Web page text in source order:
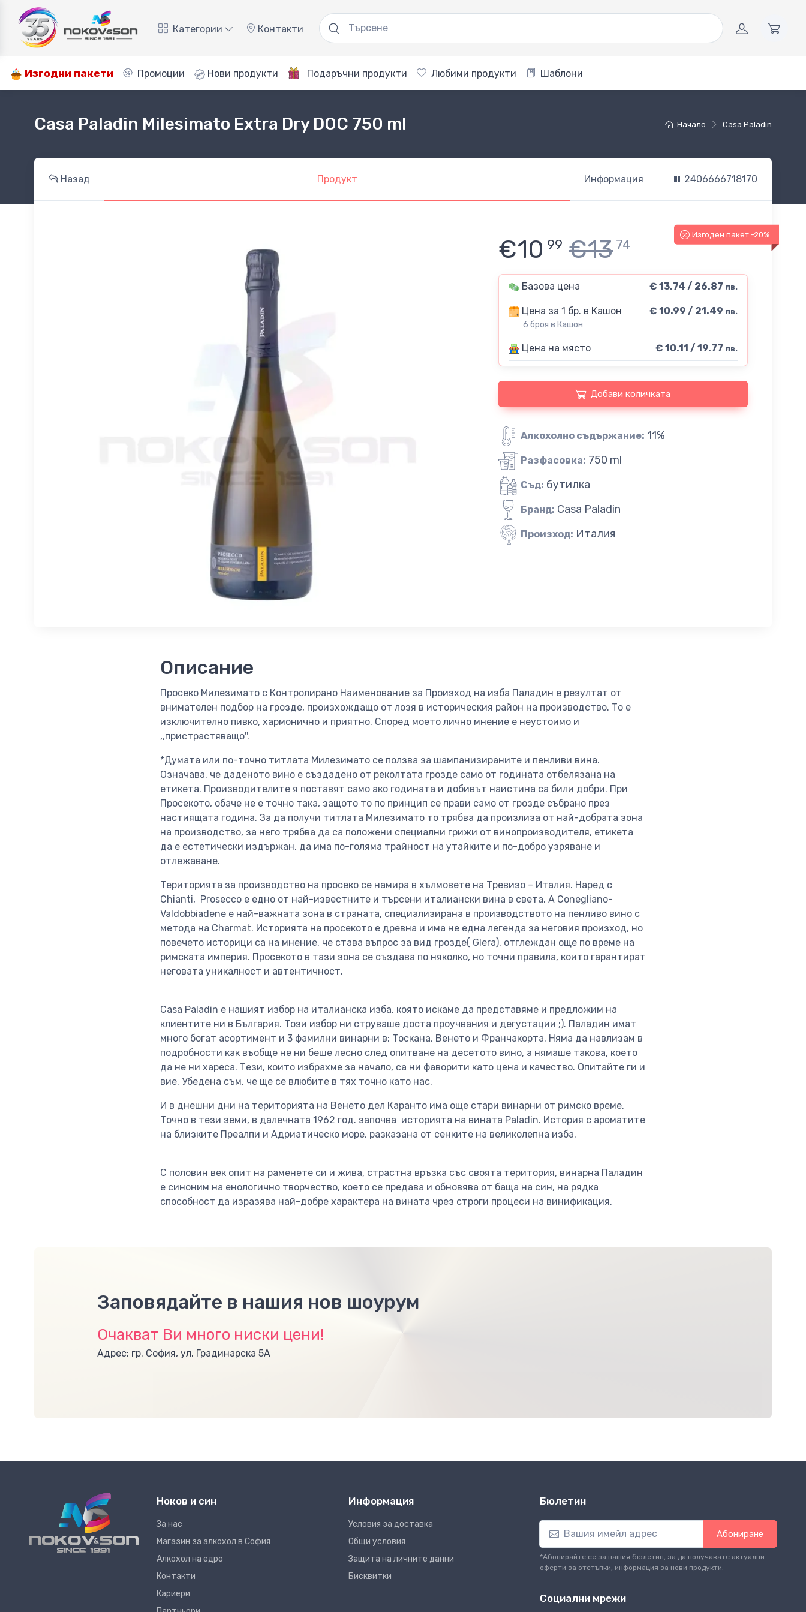
Категории Контакти
Изгодни пакети Промоции Нови продукти Подаръчни продукти Любими продукти Шаблони
Начало Casa Paladin
Casa Paladin Milesimato Extra Dry DOC 750 ml
Назад Продукт Информация 2406666718170
Изгоден пакет -20%
€10 99 €13 74
Базова цена € 13.74 / 26.87 лв.
Цена за 1 бр. в Кашон
6 броя в Кашон
€ 10.99 / 21.49 лв.
Цена на място € 10.11 / 19.77 лв.
Добави количката
Алкохолно съдържание: 11%
Разфасовка: 750 ml
Съд: бутилка
Бранд: Casa Paladin
Произход: Италия
Описание
Просеко Милезимато с Контролирано Наименование за Произход на изба Паладин е резултат от
внимателен подбор на грозде, произхождащо от лозя в историческия район на производство. То е
изключително пивко, хармонично и приятно. Според моето лично мнение е неустоимо и
,,пристрастяващо''.
*Думата или по-точно титлата Милезимато се ползва за шампанизираните и пенливи вина.
Означава, че даденото вино е създадено от реколтата грозде само от годината отбелязана на
етикета. Производителите я поставят само ако годината и добивът наистина са били добри. При
Просекото, обаче не е точно така, защото то по принцип се прави само от грозде събрано през
настиящата година. За да получи титлата Милезимато то трябва да произлиза от най-добрата зона
на производство, за него трябва да са положени специални грижи от винопроизводителя, етикета
да е естетически издържан, да има по-голяма трайност на утайките и по-добро узряване и
отлежаване.
Територията за производство на просеко се намира в хълмовете на Тревизо – Италия. Наред с
Chianti, Proseсco е едно от най-известните и търсени италиански вина в света. А Conegliano-
Valdobbiadene е най-важната зона в страната, специализирана в производството на пенливо вино с
метода на Charmat. Историята на просекото е древна и има не една легенда за неговия произход, но
повечето историци са на мнение, че става въпрос за вид грозде( Glerа), отглеждан още по време на
римската империя. Просекото в тази зона се създава по няколко, но точни правила, които гарантират
неговата уникалност и автентичност.
Casa Paladin е нашият избор на италианска изба, която искаме да представяме и предложим на
клиентите ни в България. Този избор ни струваше доста проучвания и дегустации ;). Паладин имат
много богат асортимент и 3 фамилни винарни в: Тоскана, Венето и Франчакорта. Няма да навлизам в
подробности как въобще не ни беше лесно след опитване на десетото вино, а нямаше такова, което
да не ни хареса. Тези, които избрахме за начало, са ни фаворити като цена и качество. Опитайте ги и
вие. Убедена съм, че ще се влюбите в тях точно като нас.
И в днешни дни на територията на Венето дел Каранто има още стари винарни от римско време.
Точно в тези земи, в далечната 1962 год. започва историята на вината Paladin. История с ароматите
на близките Преалпи и Адриатическо море, разказана от сенките на великолепна изба.
С половин век опит на раменете си и жива, страстна връзка със своята територия, винарна Паладин
е синоним на енологично творчество, което се предава и обновява от баща на син, на рядка
способност да изразява най-добре характера на вината чрез строги процеси на винификация.
Заповядайте в нашия нов шоурум
Очакват Ви много ниски цени!
Адрес: гр. София, ул. Градинарска 5А
Ноков и син
За нас
Магазин за алкохол в София
Алкохол на едро
Контакти
Кариери
Информация
Условия за доставка
Общи условия
Защита на личните данни
Бисквитки
Бюлетин
Абониране
*Абонирайте се за нашия бюлетин, за да получавате актуални
оферти за отстъпки, информация за нови продукти.
Социални мрежи